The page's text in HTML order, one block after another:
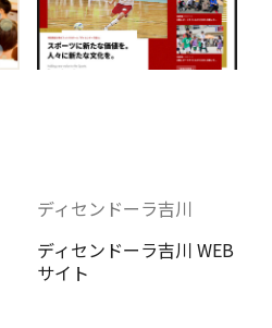
ディセンドーラ吉川
ディセンドーラ吉川 WEB
サイト